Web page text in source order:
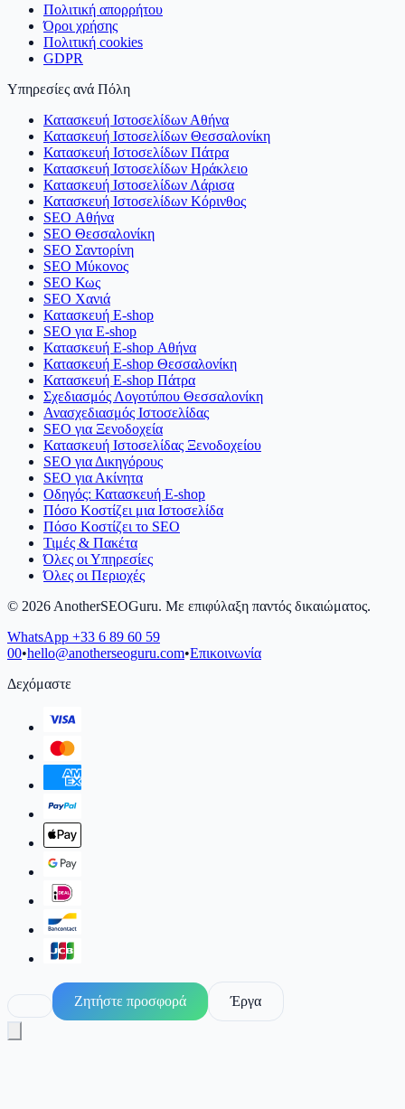
Πολιτική απορρήτου
Όροι χρήσης
Πολιτική cookies
GDPR
Υπηρεσίες ανά Πόλη
Κατασκευή Ιστοσελίδων Αθήνα
Κατασκευή Ιστοσελίδων Θεσσαλονίκη
Κατασκευή Ιστοσελίδων Πάτρα
Κατασκευή Ιστοσελίδων Ηράκλειο
Κατασκευή Ιστοσελίδων Λάρισα
Κατασκευή Ιστοσελίδων Κόρινθος
SEO Αθήνα
SEO Θεσσαλονίκη
SEO Σαντορίνη
SEO Μύκονος
SEO Κως
SEO Χανιά
Κατασκευή E-shop
SEO για E-shop
Κατασκευή E-shop Αθήνα
Κατασκευή E-shop Θεσσαλονίκη
Κατασκευή E-shop Πάτρα
Σχεδιασμός Λογοτύπου Θεσσαλονίκη
Ανασχεδιασμός Ιστοσελίδας
SEO για Ξενοδοχεία
Κατασκευή Ιστοσελίδας Ξενοδοχείου
SEO για Δικηγόρους
SEO για Ακίνητα
Οδηγός: Κατασκευή E-shop
Πόσο Κοστίζει μια Ιστοσελίδα
Πόσο Κοστίζει το SEO
Τιμές & Πακέτα
Όλες οι Υπηρεσίες
Όλες οι Περιοχές
© 2026 AnotherSEOGuru. Με επιφύλαξη παντός δικαιώματος.
WhatsApp +33 6 89 60 59
00•hello@anotherseoguru.com•Επικοινωνία
Δεχόμαστε
Ζητήστε προσφορά Έργα